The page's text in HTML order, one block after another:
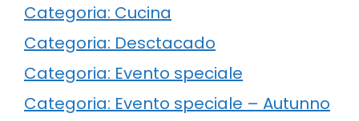
Categoria: Cucina
Categoria: Desctacado
Categoria: Evento speciale
Categoria: Evento speciale – Autunno